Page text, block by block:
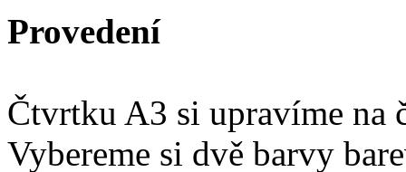
Provedení
Čtvrtku A3 si upravíme na
Vybereme si dvě barvy